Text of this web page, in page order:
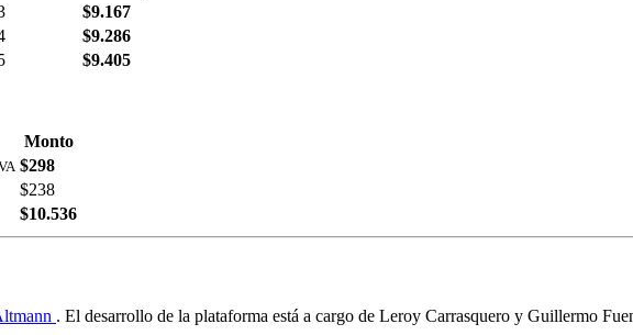
$9.167
$9.286
$9.405
Monto
$298
$238
$10.536
. El desarrollo de la plataforma está a cargo de Leroy Carrasquero y Guillermo